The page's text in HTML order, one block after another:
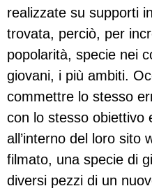
realizzate su supporti
trovata, perciò, per
popolarità, specie nei
giovani, i più ambiti.
commettre lo stesso
con lo stesso obiettivo
all’interno del loro sito
filmato, una specie di
diversi pezzi di un